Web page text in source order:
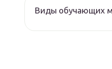
Виды обучающих